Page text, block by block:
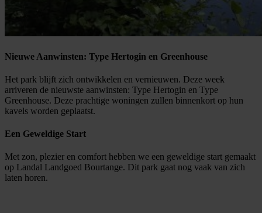
Nieuwe Aanwinsten: Type Hertogin en Greenhouse
Het park blijft zich ontwikkelen en vernieuwen. Deze week
arriveren de nieuwste aanwinsten: Type Hertogin en Type
Greenhouse. Deze prachtige woningen zullen binnenkort op hun
kavels worden geplaatst.
Een Geweldige Start
Met zon, plezier en comfort hebben we een geweldige start gemaakt
op Landal Landgoed Bourtange. Dit park gaat nog vaak van zich
laten horen.